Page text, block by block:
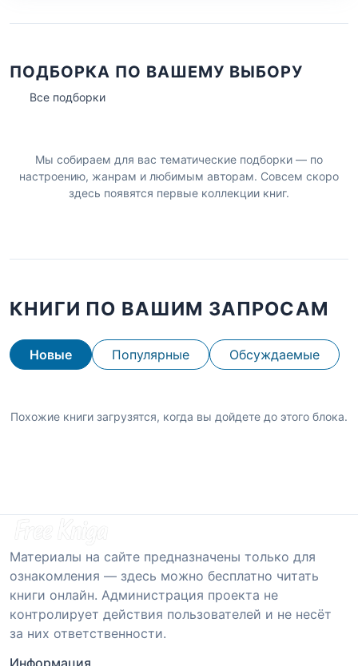
ПОДБОРКА ПО ВАШЕМУ ВЫБОРУ
Все подборки
Мы собираем для вас тематические подборки — по
настроению, жанрам и любимым авторам. Совсем скоро
здесь появятся первые коллекции книг.
КНИГИ ПО ВАШИМ ЗАПРОСАМ
Новые Популярные Обсуждаемые
Похожие книги загрузятся, когда вы дойдете до этого блока.
Материалы на сайте предназначены только для
ознакомления — здесь можно бесплатно читать
книги онлайн. Администрация проекта не
контролирует действия пользователей и не несёт
за них ответственности.